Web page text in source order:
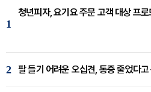
1
청년피자, 요기요 주문 고객 대상 프로
2